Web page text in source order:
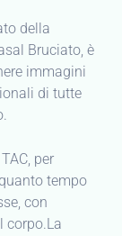
della
Bruciato, è
immagini
di tutte
per
tempo
con
corpo.La